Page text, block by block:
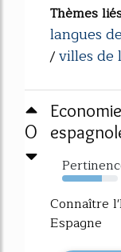
Thèmes
langues
/villes de
0
72%
Espagne